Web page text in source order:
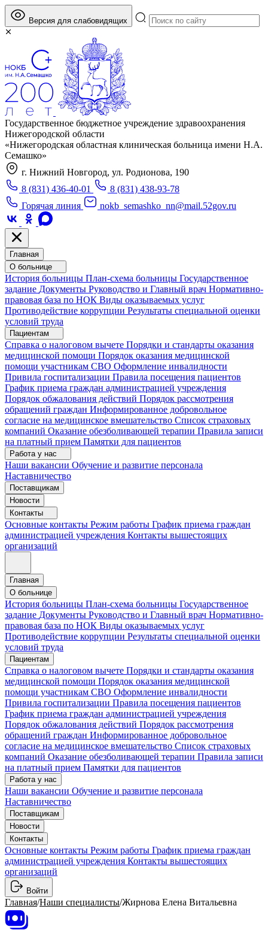
Версия для слабовидящих
Государственное бюджетное учреждение здравоохранения
Нижегородской области
«Нижегородская областная клиническая больница имени Н.А.
Семашко»
г. Нижний Новгород, ул. Родионова, 190
8 (831) 436-40-01
8 (831) 438-93-78
Горячая линия
nokb_semashko_nn@mail.52gov.ru
Главная
О больнице
История больницы План-схема больницы Государственное
задание Документы Руководство и Главный врач Нормативно-
правовая база по НОК Виды оказываемых услуг
Противодействие коррупции Результаты специальной оценки
условий труда
Пациентам
Справка о налоговом вычете Порядки и стандарты оказания
медицинской помощи Порядок оказания медицинской
помощи участникам СВО Оформление инвалидности
Привила госпитализации Правила посещения пациентов
График приема граждан администрацией учреждения
Порядок обжалования действий Порядок рассмотрения
обращений граждан Информированное добровольное
согласие на медицинское вмешательство Список страховых
компаний Оказание обезболивающей терапии Правила записи
на платный прием Памятки для пациентов
Работа у нас
Наши вакансии Обучение и развитие персонала
Наставничество
Поставщикам
Новости
Контакты
Основные контакты Режим работы График приема граждан
администрацией учреждения Контакты вышестоящих
организаций
Главная
О больнице
История больницы План-схема больницы Государственное
задание Документы Руководство и Главный врач Нормативно-
правовая база по НОК Виды оказываемых услуг
Противодействие коррупции Результаты специальной оценки
условий труда
Пациентам
Справка о налоговом вычете Порядки и стандарты оказания
медицинской помощи Порядок оказания медицинской
помощи участникам СВО Оформление инвалидности
Привила госпитализации Правила посещения пациентов
График приема граждан администрацией учреждения
Порядок обжалования действий Порядок рассмотрения
обращений граждан Информированное добровольное
согласие на медицинское вмешательство Список страховых
компаний Оказание обезболивающей терапии Правила записи
на платный прием Памятки для пациентов
Работа у нас
Наши вакансии Обучение и развитие персонала
Наставничество
Поставщикам
Новости
Контакты
Основные контакты Режим работы График приема граждан
администрацией учреждения Контакты вышестоящих
организаций
Войти
Главная/Наши специалисты/Жирнова Елена Витальевна